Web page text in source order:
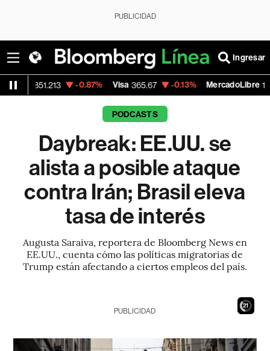
PUBLICIDAD
Ingresar
-0.87% Visa 365.67 -0.13% MercadoLibre 1,900.47
PODCASTS
Daybreak: EE.UU. se
alista a posible ataque
contra Irán; Brasil eleva
tasa de interés
Augusta Saraiva, reportera de Bloomberg News en
EE.UU., cuenta cómo las políticas migratorias de
Trump están afectando a ciertos empleos del país.
19
PUBLICIDAD